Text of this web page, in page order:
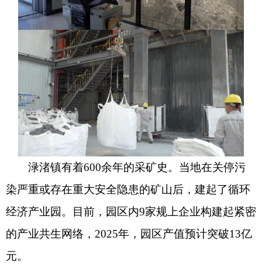
渌渚镇有着600余年的采矿史。当地在关停污
染严重或存在重大安全隐患的矿山后，建起了循环
经济产业园。目前，园区内9家规上企业构建起紧密
的产业共生网络，2025年，园区产值预计突破13亿
元。